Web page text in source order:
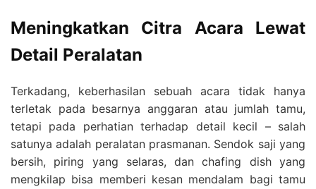
Meningkatkan Citra Acara Lewat
Detail Peralatan
Terkadang, keberhasilan sebuah acara tidak hanya
terletak pada besarnya anggaran atau jumlah tamu,
tetapi pada perhatian terhadap detail kecil – salah
satunya adalah peralatan prasmanan. Sendok saji yang
bersih, piring yang selaras, dan chafing dish yang
mengkilap bisa memberi kesan mendalam bagi tamu